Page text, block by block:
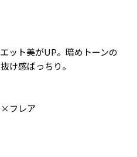
ット美がUP。暗めトーンの
け感ばっちり。
×フレア